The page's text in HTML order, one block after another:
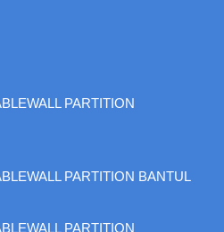
PARTITION
PARTITION BANTUL
PARTITION